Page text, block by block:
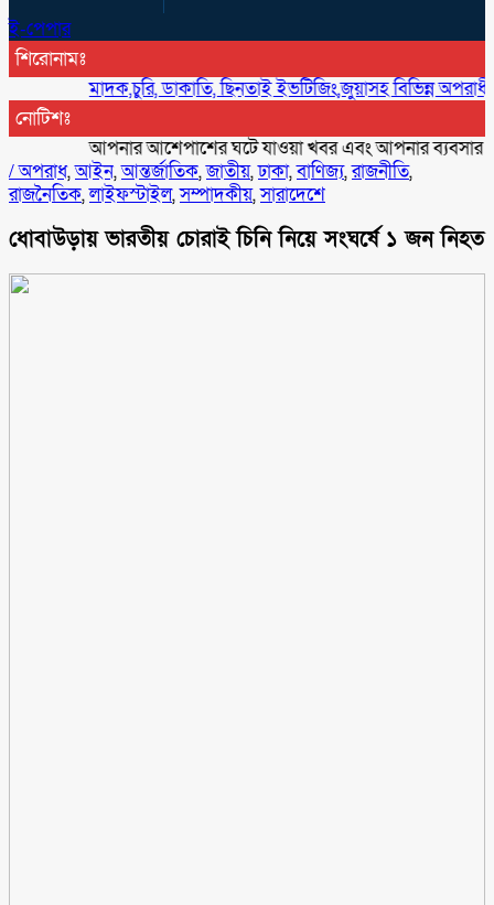
ই-পেপার
শিরোনামঃ
মাদক,চুরি, ডাকাতি, ছিনতাই ইভটিজিং,জুয়াসহ বিভিন্ন অপরাধী
নোটিশঃ
আপনার আশেপাশের ঘটে যাওয়া খবর এবং আপনার ব্যবসার
/অপরাধ,আইন,আন্তর্জাতিক,জাতীয়,ঢাকা,বাণিজ্য,রাজনীতি,
রাজনৈতিক,লাইফস্টাইল,সম্পাদকীয়,সারাদেশে
ধোবাউড়ায় ভারতীয় চোরাই চিনি নিয়ে সংঘর্ষে ১ জন নিহত